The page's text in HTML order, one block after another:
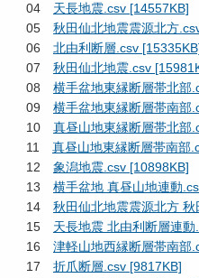
04 天長地震.csv [14557KB]
05 秋田仙北地震震源北方
06 北由利断層.csv
07 秋田仙北地震.csv
08 横手盆地東縁断層帯北部
09 横手盆地東縁断層帯南部
10 真昼山地東縁断層帯北部
11 真昼山地東縁断層帯南部
12 象潟地震.csv [10898KB]
13 横手盆地 真昼山地連動
14 秋田仙北地震震源北方
15 天長地震 北由利断層連
16 津軽山地西縁断層帯南部
17 折爪断層.csv [9817KB]